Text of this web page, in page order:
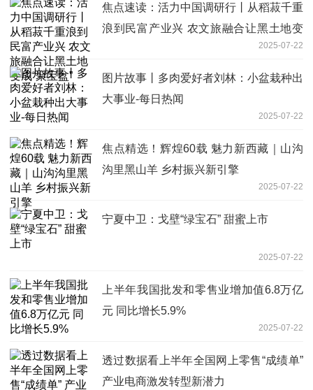
焦点速读：活力中国调研行丨从稻菽千重
浪到民富产业兴 农文旅融合让黑土地变
2025-07-22
图片故事丨多肉爱好者刘林：小盆栽种出
大事业-每日热闻
2025-07-22
焦点精选！辉煌60载 魅力新西藏｜山沟
沟里黑山羊 乡村振兴新引擎
2025-07-22
宁夏中卫：戈壁“绿宝石” 甜蜜上市
2025-07-22
上半年我国批发和零售业增加值6.8万亿
元 同比增长5.9%
2025-07-22
透过数据看上半年全国网上零售“成绩单”
产业电商激发转型新潜力